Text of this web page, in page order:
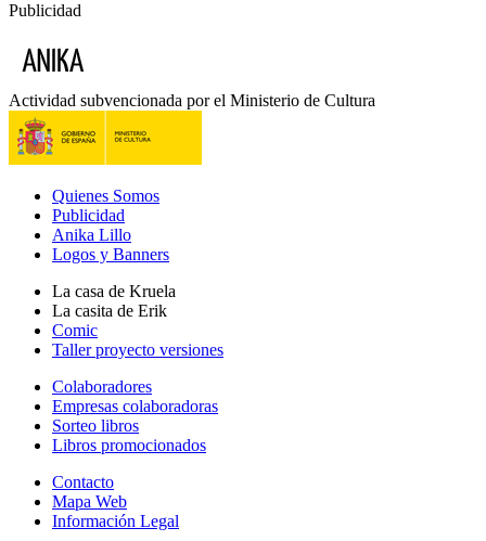
Publicidad
Actividad subvencionada por el Ministerio de Cultura
Quienes Somos
Publicidad
Anika Lillo
Logos y Banners
La casa de Kruela
La casita de Erik
Comic
Taller proyecto versiones
Colaboradores
Empresas colaboradoras
Sorteo libros
Libros promocionados
Contacto
Mapa Web
Información Legal